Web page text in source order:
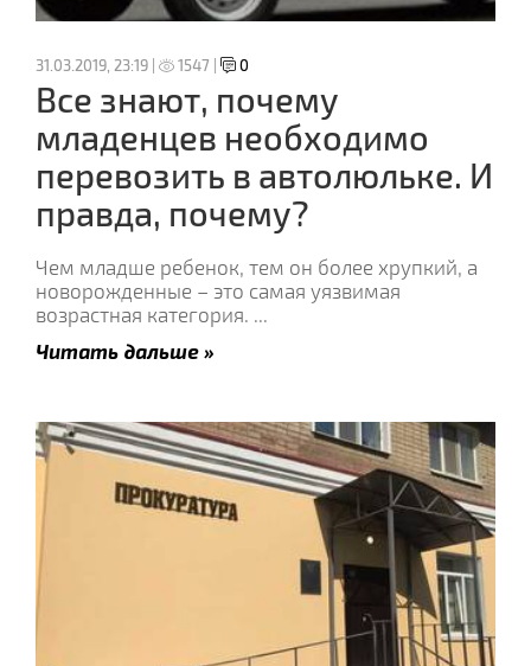
31.03.2019, 23:19 | 1547 | 0
Все знают, почему
младенцев необходимо
перевозить в автолюльке. И
правда, почему?
Чем младше ребенок, тем он более хрупкий, а
новорожденные – это самая уязвимая
возрастная категория. ...
Читать дальше »